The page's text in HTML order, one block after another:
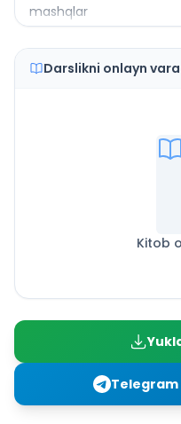
mashqlar
Badantarbiya
Umumiy rivojlantiruvchi
Yotgan holatda
Muvozanat saqlash
Chalqancha yotgan
Badiiy gimnastika
Darslikni onlayn
Kitob